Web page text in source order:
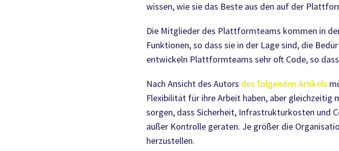
wissen, wie sie das Beste aus den auf der
Die Mitglieder des Plattformteams kommen in
Funktionen, so dass sie in der Lage sind, die
entwickeln Plattformteams sehr oft Code, so
Nach Ansicht des Autors des folgenden Artikels
Flexibilität für ihre Arbeit haben, aber
sorgen, dass Sicherheit, Infrastrukturkosten und
außer Kontrolle geraten. Je größer die
herzustellen.